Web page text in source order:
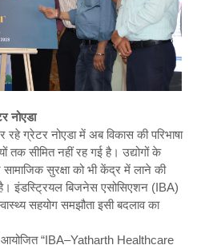
नोएडा
ग्रेटर नोएडा में अब विकास की परिभाषा
सीमित नहीं रह गई है। उद्योगों के
सुरक्षा को भी केंद्र में लाने की
इंडस्ट्रियल बिजनेस एसोसिएशन (IBA)
सहयोग समझौता इसी बदलाव का
आयोजित “IBA–Yatharth Healthcare